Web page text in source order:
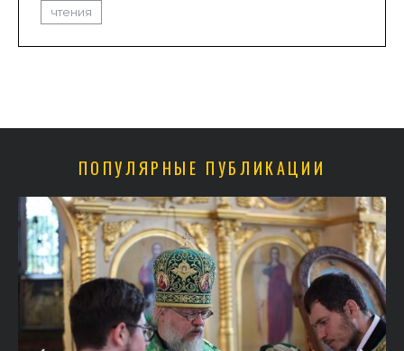
чтения
ПОПУЛЯРНЫЕ ПУБЛИКАЦИИ